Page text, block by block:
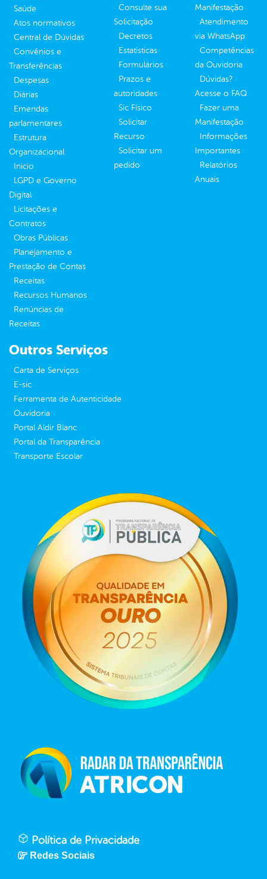
Saúde
Atos normativos
Central de Dúvidas
Convênios e
Transferências
Despesas
Diárias
Emendas
parlamentares
Estrutura
Organizacional
Inicio
LGPD e Governo
Digital
Licitações e
Contratos
Obras Públicas
Planejamento e
Prestação de Contas
Receitas
Recursos Humanos
Renúncias de
Receitas
Consulte sua
Solicitação
Decretos
Estatísticas
Formulários
Prazos e
autoridades
Sic Físico
Solicitar
Recurso
Solicitar um
pedido
Manifestação
Atendimento
via WhatsApp
Competências
da Ouvidoria
Dúvidas?
Acesse o FAQ
Fazer uma
Manifestação
Informações
Importantes
Relatórios
Anuais
Outros Serviços
Carta de Serviços
E-sic
Ferramenta de Autenticidade
Ouvidoria
Portal Aldir Blanc
Portal da Transparência
Transporte Escolar
Política de Privacidade
Redes Sociais